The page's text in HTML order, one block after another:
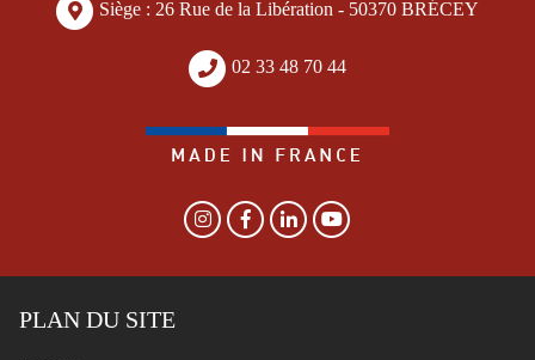
Siège : 26 Rue de la Libération - 50370 BRÉCEY
02 33 48 70 44
PLAN DU SITE